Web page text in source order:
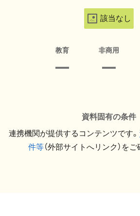
該当なし
教育 非商用
資料固有の条件
連携機関が提供するコンテンツです。
件等（外部サイトへリンク）をご